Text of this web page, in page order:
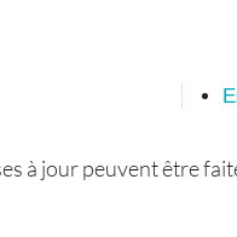
à jour peuvent être